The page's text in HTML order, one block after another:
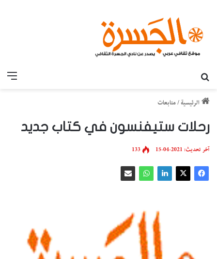
الرئيسية /متابعات
رحلات ستيفنسون في كتاب جديد
آخر تحديث: 2021-04-15 133